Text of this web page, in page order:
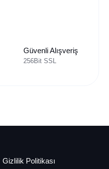
Güvenli Alışveriş
256Bit SSL
Gizlilik Politikası